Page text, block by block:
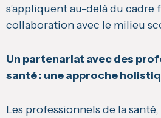
s’appliquent au-delà du cadre
collaboration avec le milieu
Un partenariat avec des
santé : une approche
Les professionnels de la